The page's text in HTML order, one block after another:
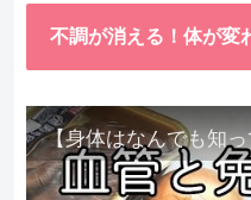
不調が消える！体が変